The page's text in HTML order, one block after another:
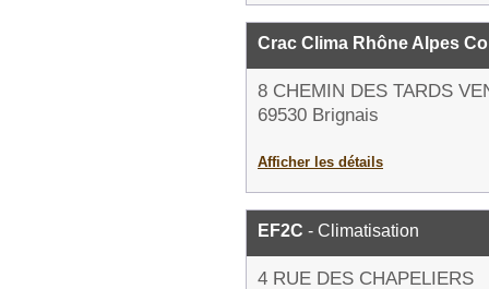
Crac Clima Rhône Alpes
8 CHEMIN DES TARDS
69530 Brignais
Afficher les détails
EF2C - Climatisation
4 RUE DES CHAPELIERS